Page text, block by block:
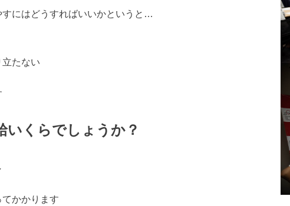
にはどうすればいいかというと…
たない
いくらでしょうか？
かかります